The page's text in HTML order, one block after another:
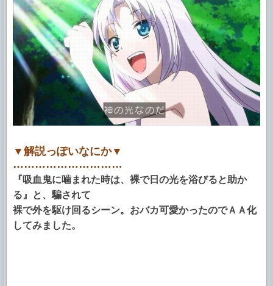
▼解説っぽいなにか▼
…………………………
『吸血鬼に噛まれた時は、裸で日の光を浴びると助か
る』と、騙されて
裸で外を駆け回るシーン。おバカ可愛かったのでＡＡ化
してみました。